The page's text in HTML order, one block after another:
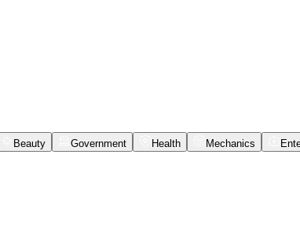
Beauty Government Health Mechanics